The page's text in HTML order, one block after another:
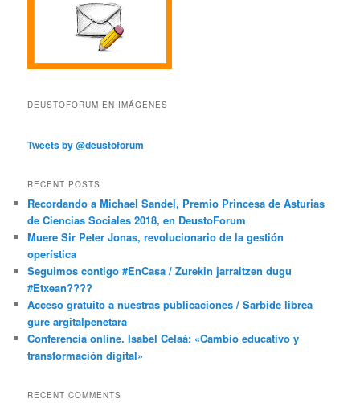
DEUSTOFORUM EN IMÁGENES
Tweets by @deustoforum
RECENT POSTS
Recordando a Michael Sandel, Premio Princesa de Asturias
de Ciencias Sociales 2018, en DeustoForum
Muere Sir Peter Jonas, revolucionario de la gestión
operística
Seguimos contigo #EnCasa / Zurekin jarraitzen dugu
#Etxean????
Acceso gratuito a nuestras publicaciones / Sarbide librea
gure argitalpenetara
Conferencia online. Isabel Celaá: «Cambio educativo y
transformación digital»
RECENT COMMENTS